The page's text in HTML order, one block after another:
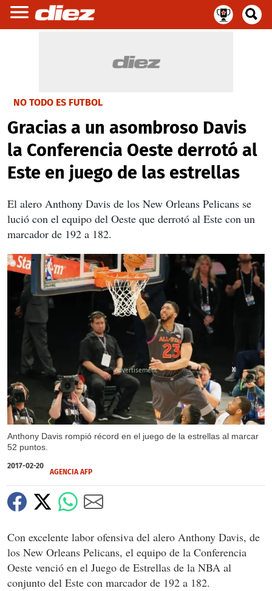
NO TODO ES FUTBOL
Gracias a un asombroso Davis
la Conferencia Oeste derrotó al
Este en juego de las estrellas
El alero Anthony Davis de los New Orleans Pelicans se
lució con el equipo del Oeste que derrotó al Este con un
marcador de 192 a 182.
Anthony Davis rompió récord en el juego de la estrellas al marcar
52 puntos.
X
X
2017-02-20
AGENCIA AFP
Con excelente labor ofensiva del alero Anthony Davis, de
los New Orleans Pelicans, el equipo de la Conferencia
Oeste venció en el Juego de Estrellas de la NBA al
conjunto del Este con marcador de 192 a 182.